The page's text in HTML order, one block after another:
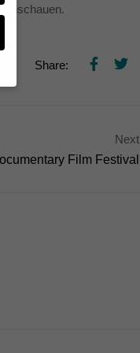
anschauen.
Share:
Next
Film Festival